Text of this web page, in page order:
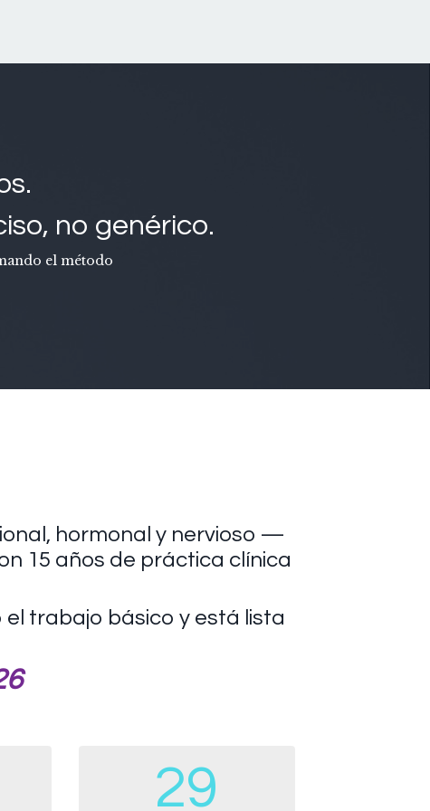
no genérico.
el método
hormonal y nervioso —
15 años de práctica clínica
el trabajo básico y está lista
28